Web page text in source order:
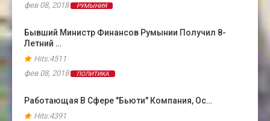
фев 08, 2018
РУМЫНИЯ
Бывший Министр Финансов Румынии Получил 8-
Летний …
Hits:4511
фев 08, 2018
ПОЛИТИКА
Работающая В Сфере "бьюти" Компания, Ос…
Hits:4391